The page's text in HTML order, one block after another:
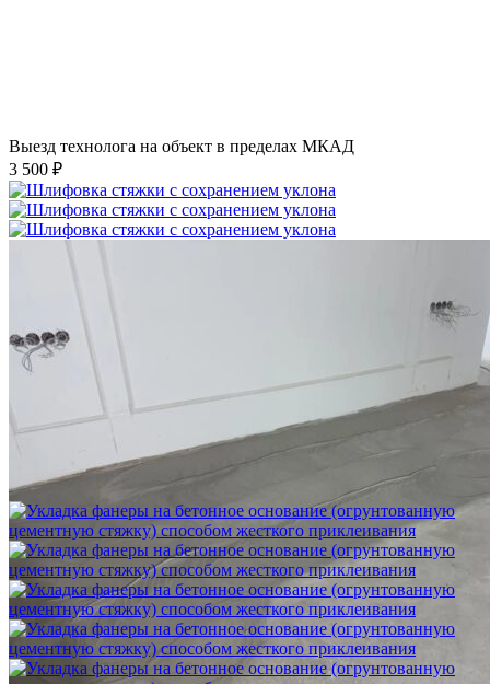
Выезд технолога на объект в пределах МКАД
3 500 ₽
Шлифовка стяжки с сохранением уклона
1 500 ₽